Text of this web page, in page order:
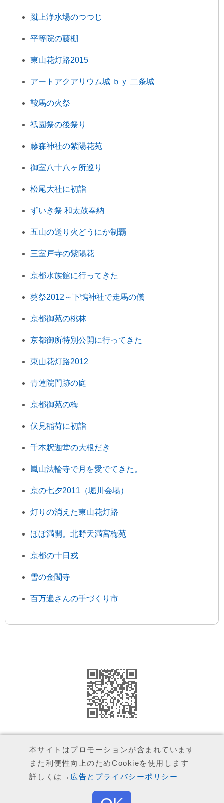
蹴上浄水場のつつじ
平等院の藤棚
東山花灯路2015
アートアクアリウム城 ｂｙ 二条城
鞍馬の火祭
祇園祭の後祭り
藤森神社の紫陽花苑
御室八十八ヶ所巡り
松尾大社に初詣
ずいき祭 和太鼓奉納
五山の送り火どうにか制覇
三室戸寺の紫陽花
京都水族館に行ってきた
葵祭2012～下鴨神社で走馬の儀
京都御苑の桃林
京都御所特別公開に行ってきた
東山花灯路2012
青蓮院門跡の庭
京都御苑の梅
伏見稲荷に初詣
千本釈迦堂の大根だき
嵐山法輪寺で月を愛でてきた。
京の七夕2011（堀川会場）
灯りの消えた東山花灯路
ほぼ満開。北野天満宮梅苑
京都の十日戎
雪の金閣寺
百万遍さんの手づくり市
広告とプライバシーポリシー
本サイトはプロモーションが含まれています
また利便性向上のためCookieを使用します
詳しくは→ 広告とプライバシーポリシー